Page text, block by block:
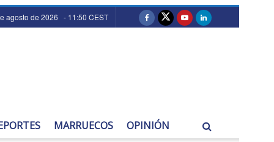
agosto de 2026 - 11:50 CEST
MARRUECOS OPINIÓN